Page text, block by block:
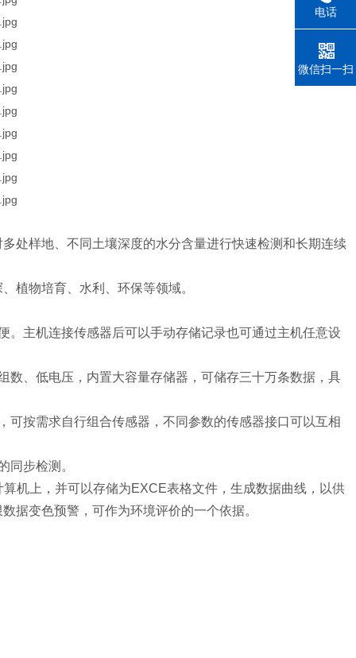
处样地、不同土壤深度的水分含量进行快速检测和长期连续
植物培育、水利、环保等领域。
主机连接传感器后可以手动存储记录也可通过主机任意设
数、低电压，内置大容量存储器，可储存三十万条数据，具
按需求自行组合传感器，不同参数的传感器接口可以互相
同步检测。
机上，并可以存储为EXCE表格文件，生成数据曲线，以供
据变色预警，可作为环境评价的一个依据。
电话
微信扫一扫